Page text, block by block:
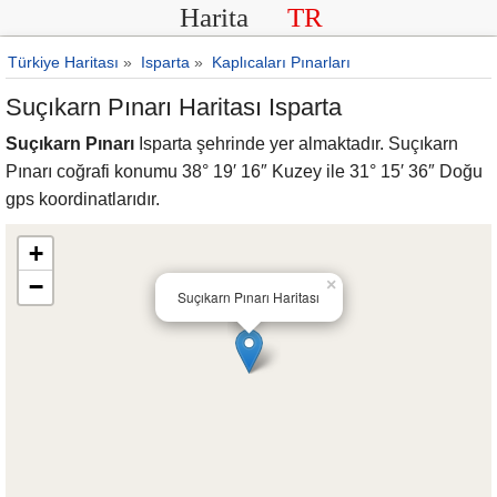
Harita TR
Türkiye Haritası » Isparta » Kaplıcaları Pınarları
Suçıkarn Pınarı Haritası Isparta
Suçıkarn Pınarı Isparta şehrinde yer almaktadır. Suçıkarn
Pınarı coğrafi konumu 38° 19′ 16″ Kuzey ile 31° 15′ 36″ Doğu
gps koordinatlarıdır.
Suçıkarn Pınarı Haritası
×
+
−